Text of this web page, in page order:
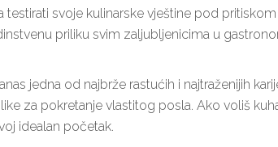
testirati svoje kulinarske vještine pod
priliku svim zaljubljenicima u
jedna od najbrže rastućih i najtraženijih
za pokretanje vlastitog posla. Ako voliš
idealan početak.